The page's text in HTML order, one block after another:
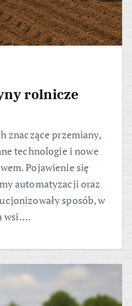
rolnicze
znaczące przemiany,
technologie i nowe
Pojawienie się
automatyzacji oraz
sposób, w
wsi.…